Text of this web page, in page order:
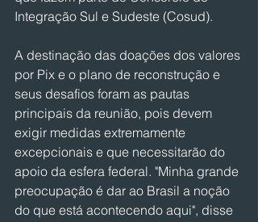
Integração Sul e Sudeste (Cosud).
A destinação das doações dos valores
por Pix e o plano de reconstrução e
seus desafios foram as pautas
principais da reunião, pois devem
exigir medidas extremamente
excepcionais e que necessitarão do
apoio da esfera federal. "Minha grande
preocupação é dar ao Brasil a noção
do que está acontecendo aqui", disse